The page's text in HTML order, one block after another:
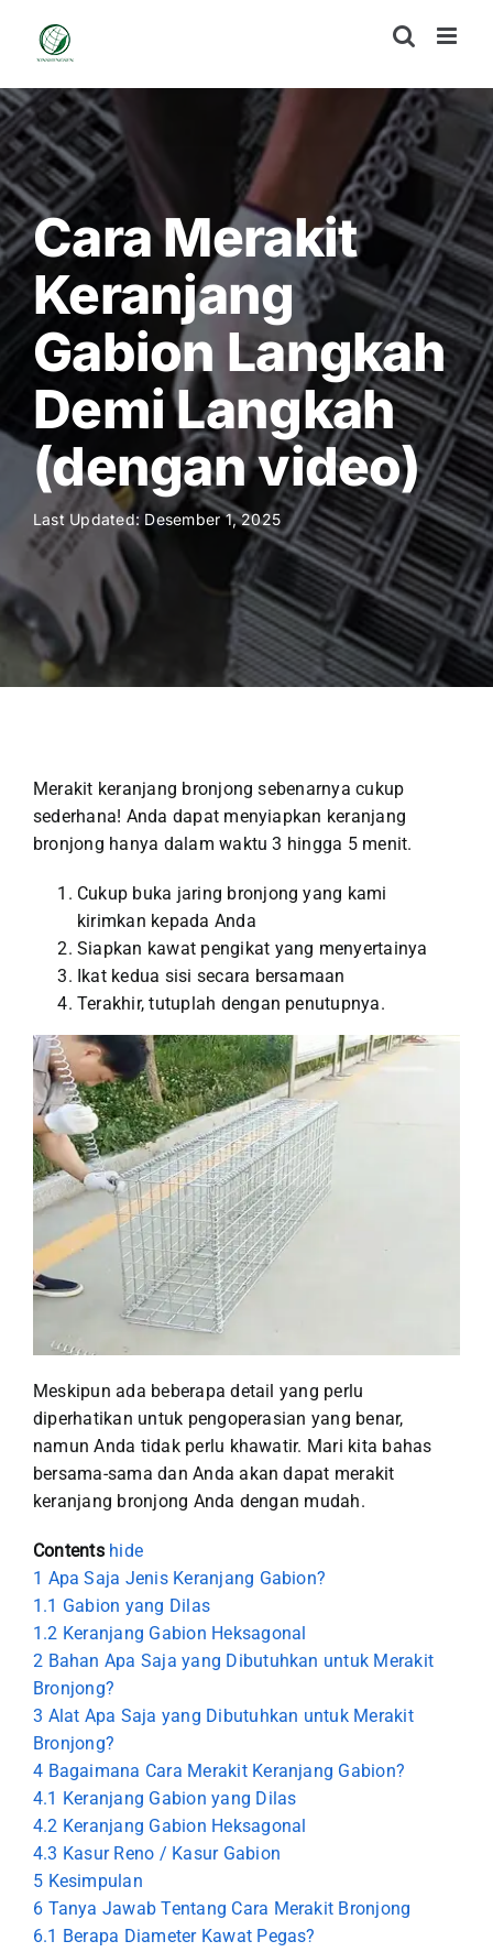
Cara Merakit
Keranjang
Gabion Langkah
Demi Langkah
(dengan video)
Last Updated: Desember 1, 2025
Merakit keranjang bronjong sebenarnya cukup
sederhana! Anda dapat menyiapkan keranjang
bronjong hanya dalam waktu 3 hingga 5 menit.
Cukup buka jaring bronjong yang kami
kirimkan kepada Anda
Siapkan kawat pengikat yang menyertainya
Ikat kedua sisi secara bersamaan
Terakhir, tutuplah dengan penutupnya.
Meskipun ada beberapa detail yang perlu
diperhatikan untuk pengoperasian yang benar,
namun Anda tidak perlu khawatir. Mari kita bahas
bersama-sama dan Anda akan dapat merakit
keranjang bronjong Anda dengan mudah.
Contents hide
1 Apa Saja Jenis Keranjang Gabion?
1.1 Gabion yang Dilas
1.2 Keranjang Gabion Heksagonal
2 Bahan Apa Saja yang Dibutuhkan untuk Merakit
Bronjong?
3 Alat Apa Saja yang Dibutuhkan untuk Merakit
Bronjong?
4 Bagaimana Cara Merakit Keranjang Gabion?
4.1 Keranjang Gabion yang Dilas
4.2 Keranjang Gabion Heksagonal
4.3 Kasur Reno / Kasur Gabion
5 Kesimpulan
6 Tanya Jawab Tentang Cara Merakit Bronjong
6.1 Berapa Diameter Kawat Pegas?